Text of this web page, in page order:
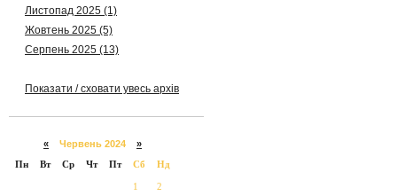
Листопад 2025 (1)
Жовтень 2025 (5)
Серпень 2025 (13)
Показати / сховати увесь архів
« Червень 2024 »
Пн
Вт Ср Чт Пт Сб Нд
1 2